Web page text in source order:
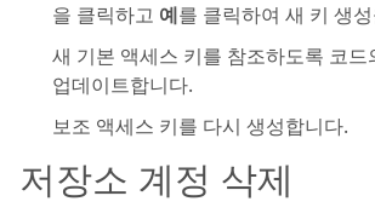
을 클릭하고 예를 클릭하여 새 키 생
새 기본 액세스 키를 참조하도록 코드
업데이트합니다.
보조 액세스 키를 다시 생성합니다.
저장소 계정 삭제